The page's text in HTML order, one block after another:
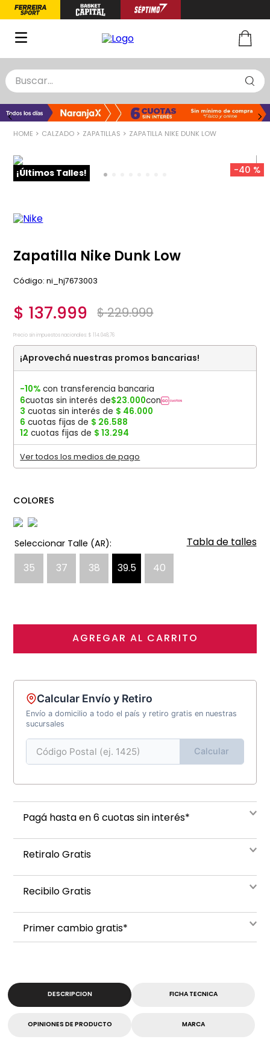
Buscar...
TÉRMINOS MÁS BUSCADOS
1.
zapatillas basquet
3.
zapatillas
CALZADO ZAPATILLAS ZAPATILLA NIKE DUNK LOW
¡Últimos Talles! -40 %
Zapatilla Nike Dunk Low
:ni_hj7673003
$ 137.999 $229.999
Precio sin impuestos nacionales: $ 114.048,76
¡Aprovechá nuestras promos bancarias!
-10% con transferencia bancaria
6cuotas sin interés de$23.000con
3 cuotas sin interés de $ 46.000
6 cuotas fijas de $ 26.588
12 cuotas fijas de $ 13.294
Ver todos los medios de pago
COLORES
35 37 38 39.5 40
Tabla de talles
AGREGAR AL CARRITO
Calcular Envío y Retiro
Envío a domicilio a todo el país y retiro gratis en nuestras
sucursales
Calcular
Pagá hasta en 6 cuotas sin interés*
Retiralo Gratis
Recibilo Gratis
Primer cambio gratis*
DESCRIPCION FICHA TECNICA
OPINIONES DE PRODUCTO MARCA